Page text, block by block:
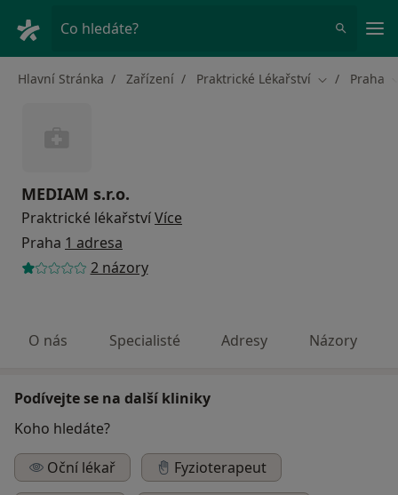
Co hledáte?
Hlavní Stránka Zařízení Praktrické Lékařství Změna města
Praha
MEDIAM s.r.o.
Praktrické lékařstvíVíce
Praha 1 adresa
2 názory
O nás Specialisté Adresy Názory
Podívejte se na další kliniky
Koho hledáte?
Oční lékař
Fyzioterapeut